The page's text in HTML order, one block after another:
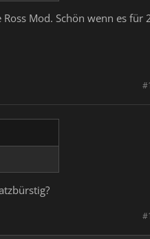
ihm
Mod. Schön wenn es für